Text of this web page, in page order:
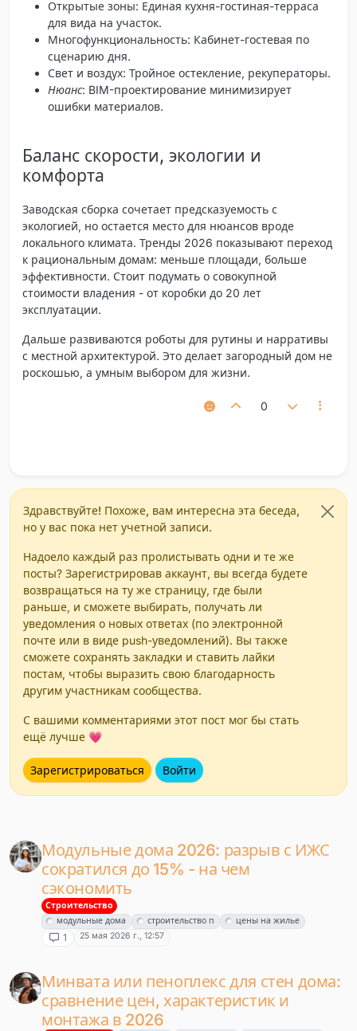
Открытые зоны: Единая кухня-гостиная-терраса
для вида на участок.
Многофункциональность: Кабинет-гостевая по
сценарию дня.
Свет и воздух: Тройное остекление, рекуператоры.
Нюанс: BIM-проектирование минимизирует
ошибки материалов.
Баланс скорости, экологии и
комфорта
Заводская сборка сочетает предсказуемость с
экологией, но остается место для нюансов вроде
локального климата. Тренды 2026 показывают переход
к рациональным домам: меньше площади, больше
эффективности. Стоит подумать о совокупной
стоимости владения - от коробки до 20 лет
эксплуатации.
Дальше развиваются роботы для рутины и нарративы
с местной архитектурой. Это делает загородный дом не
роскошью, а умным выбором для жизни.
0
Здравствуйте! Похоже, вам интересна эта беседа,
но у вас пока нет учетной записи.
Надоело каждый раз пролистывать одни и те же
посты? Зарегистрировав аккаунт, вы всегда будете
возвращаться на ту же страницу, где были
раньше, и сможете выбирать, получать ли
уведомления о новых ответах (по электронной
почте или в виде push-уведомлений). Вы также
сможете сохранять закладки и ставить лайки
постам, чтобы выразить свою благодарность
другим участникам сообщества.
С вашими комментариями этот пост мог бы стать
ещё лучше 💗
Зарегистрироваться Войти
Модульные дома 2026: разрыв с ИЖС
сократился до 15% - на чем
сэкономить
Строительство
модульные дома
строительство п цены на жилье
1 25 мая 2026 г., 12:57
Минвата или пеноплекс для стен дома:
сравнение цен, характеристик и
монтажа в 2026